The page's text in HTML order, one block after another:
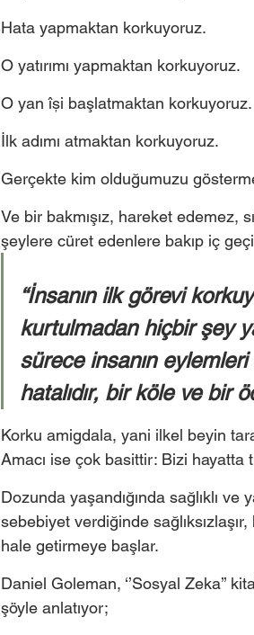
Hata yapmaktan korkuyoruz.
O yatırımı yapmaktan korkuyoruz.
O yan își başlatmaktan korkuyoruz.
İlk adımı atmaktan korkuyoruz.
Gerçekte kim olduğumuzu
Ve bir bakmışız, hareket edemez,
şeylere cüret edenlere bakıp iç
“İnsanın ilk görevi
kurtulmadan hiçbir şey
sürece insanın
hatalıdır, bir köle ve bir
Korku amigdala, yani ilkel beyin
Amacı ise çok basittir: Bizi hayatta
Dozunda yaşandığında sağlıklı ve
sebebiyet verdiğinde
hale getirmeye başlar.
Daniel Goleman, ‘’Sosyal Zeka’’
şöyle anlatıyor;